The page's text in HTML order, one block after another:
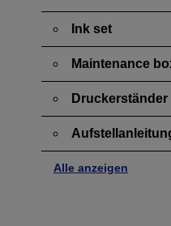
Ink set
Maintenance
Druckerständer
Alle anzeigen